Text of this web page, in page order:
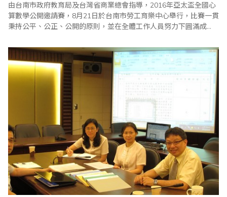
由台南市政府教育局及台灣省商業總會指導，2016年亞太盃全國心
算數學公開邀請賽，8月21日於台南市勞工育樂中心舉行，比賽一貫
秉持公平、公正、公開的原則，並在全體工作人員努力下圓滿成
外，各組榮獲前十位選手頒發台南市政府教育局長獎狀，第一名另
有獎章和獎金，而未入選前四名的小朋友則贈送優勝獎品。 頒獎典
禮於上午10:30在大禮堂舉行，..